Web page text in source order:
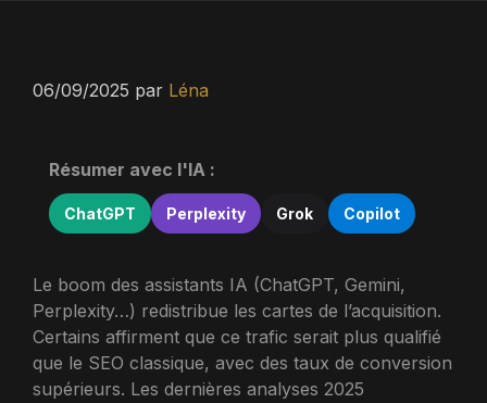
06/09/2025 par Léna
Résumer avec l'IA :
ChatGPT Perplexity Grok Copilot
Le boom des assistants IA (ChatGPT, Gemini,
Perplexity…) redistribue les cartes de l’acquisition.
Certains affirment que ce trafic serait plus qualifié
que le SEO classique, avec des taux de conversion
supérieurs. Les dernières analyses 2025